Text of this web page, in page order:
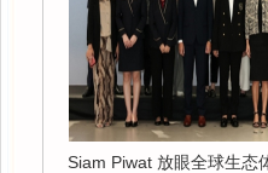
Siam Piwat 放眼全球生态